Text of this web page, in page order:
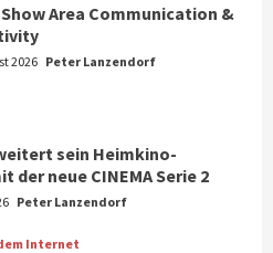
Preise: Mehr als ein
verschiebt Käufe
Area Communication &
Show Area Communication &
2026 Peter Lanzendorf
sein Heimkino-
der neue CINEMA Serie 2
Peter Lanzendorf
Internet